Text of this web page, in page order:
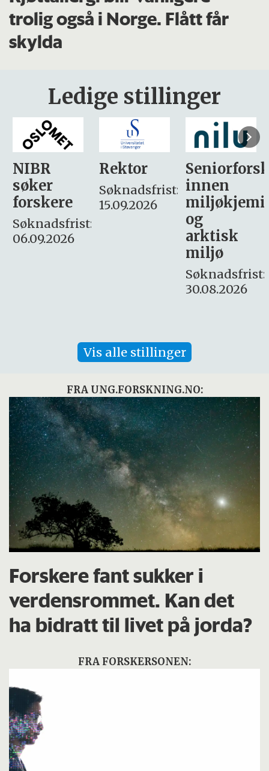
trolig også i Norge. Flått får
skylda
Ledige stillinger
Rektor
Søknadsfrist:
15.09.2026
Seniorforsker
innen
miljøkjemi
søker
– fast
Søknadsfrist:
16. august.
Vis alle stillinger
FRA UNG.FORSKNING.NO:
Forskere fant sukker i
verdensrommet. Kan det
ha bidratt til livet på jorda?
FRA FORSKERSONEN: